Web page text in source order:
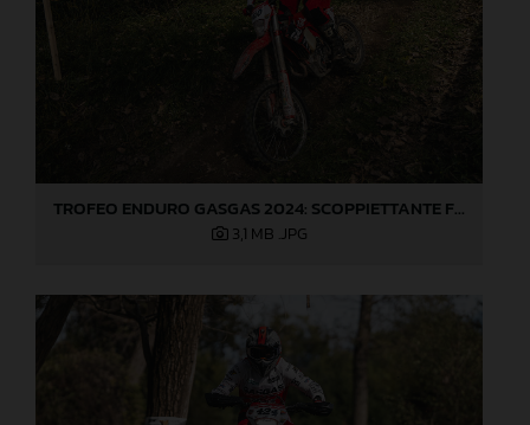
TROFEO ENDURO GASGAS 2024: SCOPPIETTANTE FINALE DI STAGIONE A LOVERE!
3,1 MB .JPG